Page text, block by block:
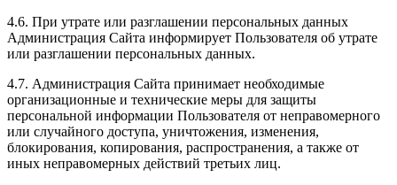
4.6. При утрате или разглашении персональных данных
Администрация Сайта информирует Пользователя об утрате
или разглашении персональных данных.
4.7. Администрация Сайта принимает необходимые
организационные и технические меры для защиты
персональной информации Пользователя от неправомерного
или случайного доступа, уничтожения, изменения,
блокирования, копирования, распространения, а также от
иных неправомерных действий третьих лиц.